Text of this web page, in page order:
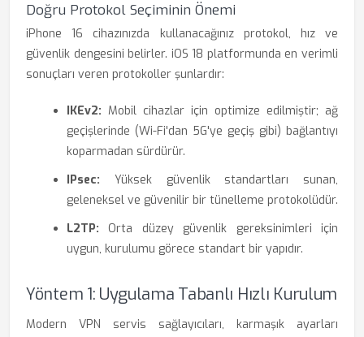
Doğru Protokol Seçiminin Önemi
iPhone 16 cihazınızda kullanacağınız protokol, hız ve
güvenlik dengesini belirler. iOS 18 platformunda en verimli
sonuçları veren protokoller şunlardır:
IKEv2: Mobil cihazlar için optimize edilmiştir; ağ
geçişlerinde (Wi-Fi'dan 5G'ye geçiş gibi) bağlantıyı
koparmadan sürdürür.
IPsec: Yüksek güvenlik standartları sunan,
geleneksel ve güvenilir bir tünelleme protokolüdür.
L2TP: Orta düzey güvenlik gereksinimleri için
uygun, kurulumu görece standart bir yapıdır.
Yöntem 1: Uygulama Tabanlı Hızlı Kurulum
Modern VPN servis sağlayıcıları, karmaşık ayarları